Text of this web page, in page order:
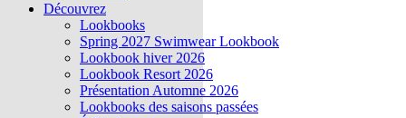
Découvrez
Lookbooks
Spring 2027 Swimwear Lookbook
Lookbook hiver 2026
Lookbook Resort 2026
Présentation Automne 2026
Lookbooks des saisons passées